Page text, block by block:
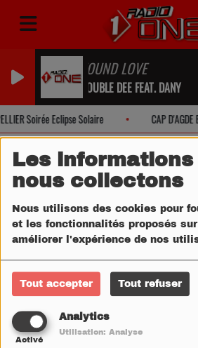
Les informations
nous collectons
Nous utilisons des cookies pour
et les fonctionnalités proposés
améliorer l'expérience de nos
Tout accepter Tout refuser
Analytics
Activé
Utilisation: Analyse
FOUND LOVE
DOUBLE DEE FEAT. DANY
Soirée Eclipse Solaire CAP